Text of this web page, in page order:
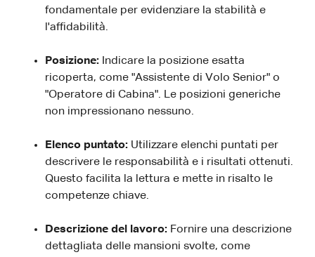
fondamentale per evidenziare la stabilità e
l'affidabilità.
Posizione: Indicare la posizione esatta
ricoperta, come "Assistente di Volo Senior" o
"Operatore di Cabina". Le posizioni generiche
non impressionano nessuno.
Elenco puntato: Utilizzare elenchi puntati per
descrivere le responsabilità e i risultati ottenuti.
Questo facilita la lettura e mette in risalto le
competenze chiave.
Descrizione del lavoro: Fornire una descrizione
dettagliata delle mansioni svolte, come